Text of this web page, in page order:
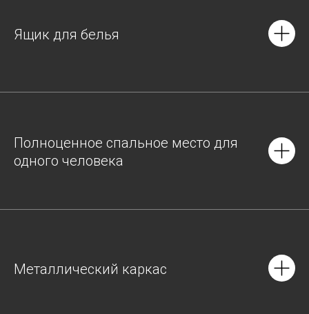
Ящик для белья
Полноценное спальное место для
одного человека
Металлический каркас